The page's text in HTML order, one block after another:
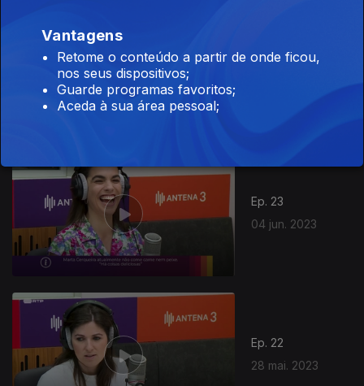
11 jun. 2023
Ep. 23
04 jun. 2023
Ep. 22
28 mai. 2023
Vantagens
Retome o conteúdo a partir de onde ficou,
nos seus dispositivos;
Guarde programas favoritos;
Aceda à sua área pessoal;